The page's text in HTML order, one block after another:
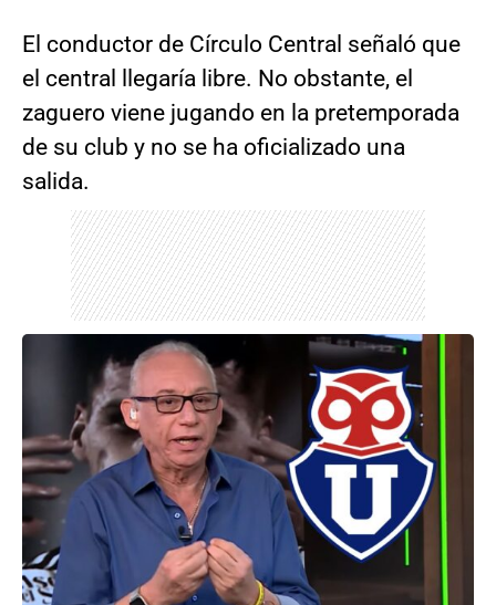
El conductor de Círculo Central señaló que
el central llegaría libre. No obstante, el
zaguero viene jugando en la pretemporada
de su club y no se ha oficializado una
salida.